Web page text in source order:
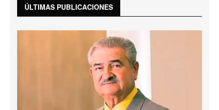
ÚLTIMAS PUBLICACIONES